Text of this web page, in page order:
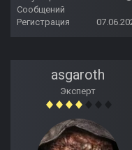
Сообщений
Регистрация
asgaroth
Эксперт